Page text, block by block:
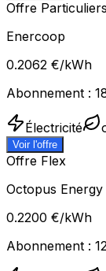
Offre Particuliers
Enercoop
0.2062 €/kWh
Abonnement :
Électricité
Voir l'offre
Offre Flex
Octopus Energy
0.2200 €/kWh
Abonnement :